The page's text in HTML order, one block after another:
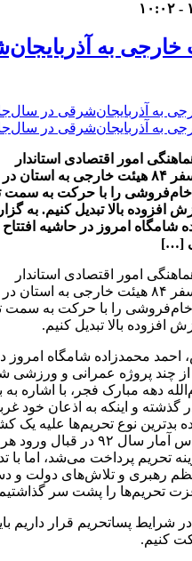
هیئت خارجی به
امور اقتصادی استاندار
آذربایجان‌شرقی از سفر ۸۴ هیئت خارجی به
خام‌فروشی را با حرکت به سمت
افزوده بالا تبدیل کنیم. به
شامگاه امروز در حاشیه افتتاح
[…]
امور اقتصادی استاندار
آذربایجان‌شرقی از سفر ۸۴ هیئت خارجی به
خام‌فروشی را با حرکت به سمت
افزوده بالا تبدیل کنیم.
محمدزاده شامگاه امروز
از چند پروژه عمرانی و ورزشی
دهه مبارک فجر، با اشاره
گذشته و اینکه به اذعان خود
بدترین نوع تحریم‌ها علیه یک
اظهار داشت: بر اساس آمار سال ٩٢ در
تحریم پرداخت می‌شد، اما با
رهبری و تلاش‌های دولت و
تحریم‌ها را پشت سر
شرایط پساتحریم قرار داریم
کنیم.